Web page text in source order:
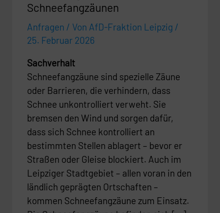
Schneefangzäunen
Anfragen / Von AfD-Fraktion Leipzig /
25. Februar 2026
Sachverhalt
Schneefangzäune sind spezielle Zäune
oder Barrieren, die verhindern, dass
Schnee unkontrolliert verweht. Sie
bremsen den Wind und sorgen dafür,
dass sich Schnee kontrolliert an
bestimmten Stellen ablagert – bevor er
Straßen oder Gleise blockiert. Auch im
Leipziger Stadtgebiet – allen voran in den
ländlich geprägten Ortschaften –
kommen Schneefangzäune zum Einsatz.